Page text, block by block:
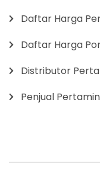
Daftar Harga
Daftar Harga
Distributor
Penjual